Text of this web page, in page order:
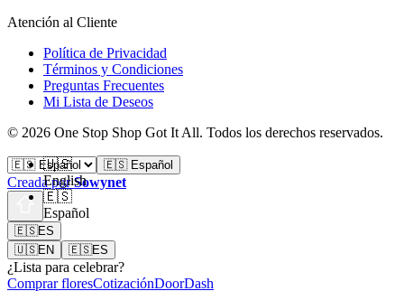
Atención al Cliente
Política de Privacidad
Términos y Condiciones
Preguntas Frecuentes
Mi Lista de Deseos
© 2026 One Stop Shop Got It All. Todos los derechos reservados.
🇪🇸 Español
🇺🇸
English
🇪🇸
Español
Creada por Sowynet
🇪🇸ES
🇺🇸EN 🇪🇸ES
¿Lista para celebrar?
Comprar floresCotizaciónDoorDash